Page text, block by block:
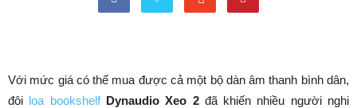
Với mức giá có thể mua được cả một bộ dàn âm thanh bình dân,
đôi loa bookshelf Dynaudio Xeo 2đã khiến nhiều người nghi